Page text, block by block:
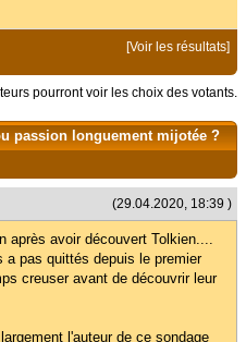
[Voir les résultats]
pourront voir les choix des votants.
passion longuement mijotée ?
(29.04.2020, 18:39 )
après avoir découvert Tolkien....
pas quittés depuis le premier
creuser avant de découvrir leur
l'auteur de ce sondage